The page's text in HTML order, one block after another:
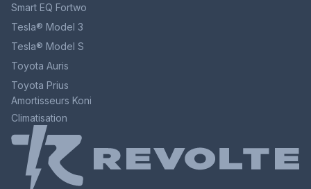
Smart EQ Fortwo
Tesla® Model 3
Tesla® Model S
Toyota Auris
Toyota Prius
Amortisseurs Koni
Climatisation